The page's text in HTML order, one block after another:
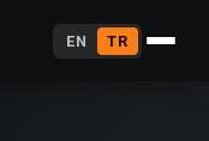
EN TR